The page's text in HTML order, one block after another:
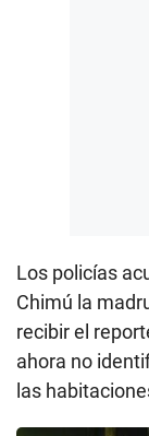
Los policías
Chimú la
recibir el
ahora no
las